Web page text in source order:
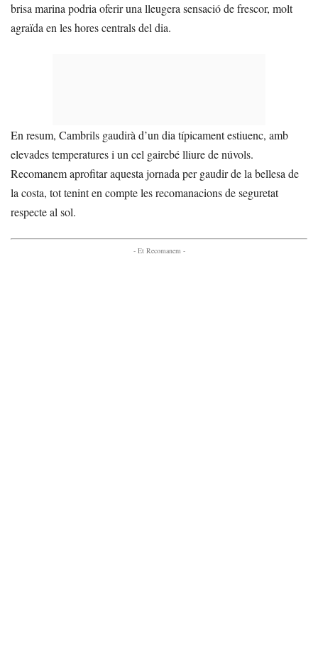
brisa marina podria oferir una lleugera sensació de frescor, molt
agraïda en les hores centrals del dia.
En resum, Cambrils gaudirà d’un dia típicament estiuenc, amb
elevades temperatures i un cel gairebé lliure de núvols.
Recomanem aprofitar aquesta jornada per gaudir de la bellesa de
la costa, tot tenint en compte les recomanacions de seguretat
respecte al sol.
- Et Recomanem -